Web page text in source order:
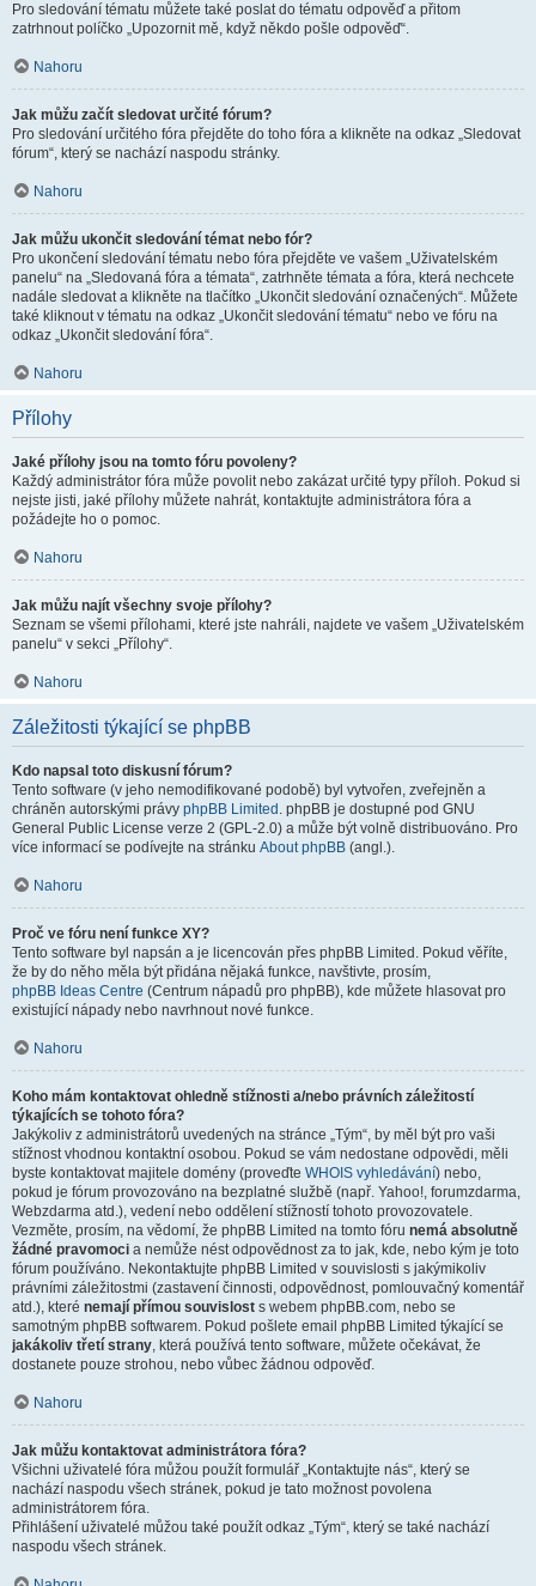
Pro sledování tématu můžete také poslat do tématu odpověď a přitom
zatrhnout políčko „Upozornit mě, když někdo pošle odpověď“.
Nahoru
Jak můžu začít sledovat určité fórum?
Pro sledování určitého fóra přejděte do toho fóra a klikněte na odkaz „Sledovat
fórum“, který se nachází naspodu stránky.
Nahoru
Jak můžu ukončit sledování témat nebo fór?
Pro ukončení sledování tématu nebo fóra přejděte ve vašem „Uživatelském
panelu“ na „Sledovaná fóra a témata“, zatrhněte témata a fóra, která nechcete
nadále sledovat a klikněte na tlačítko „Ukončit sledování označených“. Můžete
také kliknout v tématu na odkaz „Ukončit sledování tématu“ nebo ve fóru na
odkaz „Ukončit sledování fóra“.
Nahoru
Přílohy
Jaké přílohy jsou na tomto fóru povoleny?
Každý administrátor fóra může povolit nebo zakázat určité typy příloh. Pokud si
nejste jisti, jaké přílohy můžete nahrát, kontaktujte administrátora fóra a
požádejte ho o pomoc.
Nahoru
Jak můžu najít všechny svoje přílohy?
Seznam se všemi přílohami, které jste nahráli, najdete ve vašem „Uživatelském
panelu“ v sekci „Přílohy“.
Nahoru
Záležitosti týkající se phpBB
Kdo napsal toto diskusní fórum?
Tento software (v jeho nemodifikované podobě) byl vytvořen, zveřejněn a
chráněn autorskými právy phpBB Limited . phpBB je dostupné pod GNU
General Public License verze 2 (GPL-2.0) a může být volně distribuováno. Pro
více informací se podívejte na stránku About phpBB (angl.).
Nahoru
Proč ve fóru není funkce XY?
Tento software byl napsán a je licencován přes phpBB Limited. Pokud věříte,
že by do něho měla být přidána nějaká funkce, navštivte, prosím,
phpBB Ideas Centre (Centrum nápadů pro phpBB), kde můžete hlasovat pro
existující nápady nebo navrhnout nové funkce.
Nahoru
Koho mám kontaktovat ohledně stížnosti a/nebo právních záležitostí
týkajících se tohoto fóra?
Jakýkoliv z administrátorů uvedených na stránce „Tým“, by měl být pro vaši
stížnost vhodnou kontaktní osobou. Pokud se vám nedostane odpovědi, měli
byste kontaktovat majitele domény (proveďte WHOIS vyhledávání) nebo,
pokud je fórum provozováno na bezplatné službě (např. Yahoo!, forumzdarma,
Webzdarma atd.), vedení nebo oddělení stížností tohoto provozovatele.
Vezměte, prosím, na vědomí, že phpBB Limited na tomto fóru nemá absolutně
žádné pravomoci a nemůže nést odpovědnost za to jak, kde, nebo kým je toto
fórum používáno. Nekontaktujte phpBB Limited v souvislosti s jakýmikoliv
právními záležitostmi (zastavení činnosti, odpovědnost, pomlouvačný komentář
atd.), které nemají přímou souvislost s webem phpBB.com, nebo se
samotným phpBB softwarem. Pokud pošlete email phpBB Limited týkající se
jakákoliv třetí strany, která používá tento software, můžete očekávat, že
dostanete pouze strohou, nebo vůbec žádnou odpověď.
Nahoru
Jak můžu kontaktovat administrátora fóra?
Všichni uživatelé fóra můžou použít formulář „Kontaktujte nás“, který se
nachází naspodu všech stránek, pokud je tato možnost povolena
administrátorem fóra.
Přihlášení uživatelé můžou také použít odkaz „Tým“, který se také nachází
naspodu všech stránek.